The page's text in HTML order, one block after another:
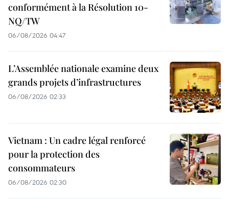
conformément à la Résolution 10-
NQ/TW
06/08/2026 04:47
L’Assemblée nationale examine deux
grands projets d’infrastructures
06/08/2026 02:33
Vietnam : Un cadre légal renforcé
pour la protection des
consommateurs
06/08/2026 02:30